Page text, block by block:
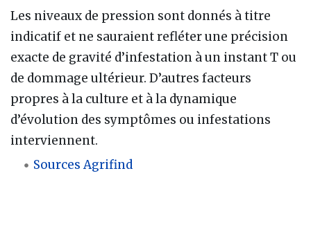
Les niveaux de pression sont donnés à titre
indicatif et ne sauraient refléter une précision
exacte de gravité d’infestation à un instant T ou
de dommage ultérieur. D’autres facteurs
propres à la culture et à la dynamique
d’évolution des symptômes ou infestations
interviennent.
Sources Agrifind